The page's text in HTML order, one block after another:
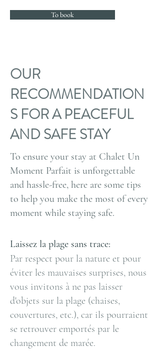
To book
OUR
RECOMMENDATION
S FOR A PEACEFUL
AND SAFE STAY
To ensure your stay at Chalet Un
Moment Parfait is unforgettable
and hassle-free, here are some tips
to help you make the most of every
moment while staying safe.
Laissez la plage sans trace:
Par respect pour la nature et pour
éviter les mauvaises surprises, nous
vous invitons à ne pas laisser
d'objets sur la plage (chaises,
couvertures, etc.), car ils pourraient
se retrouver emportés par le
changement de marée.